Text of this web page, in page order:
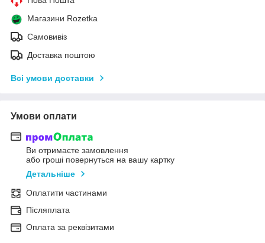
Магазини Rozetka
Самовивіз
Доставка поштою
Всі умови доставки
Умови оплати
Ви отримаєте замовлення
або гроші повернуться на вашу картку
Детальніше
Оплатити частинами
Післяплата
Оплата за реквізитами